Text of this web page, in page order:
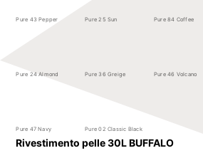
Pure 43 Pepper Pure 25 Sun Pure 84 Coffee
Pure 24 Almond Pure 36 Greige Pure 46 Volcano
Pure 47 Navy Pure 02 Classic Black
Rivestimento pelle 30L BUFFALO